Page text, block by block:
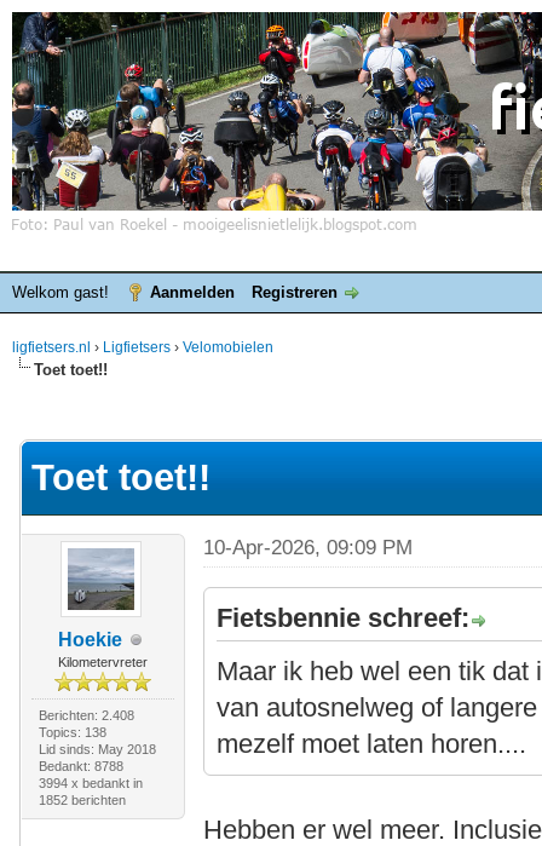
Welkom gast! Aanmelden Registreren
ligfietsers.nl › Ligfietsers › Velomobielen
Toet toet!!
Toet toet!!
Hoekie
Kilometervreter
Berichten: 2.408
Topics: 138
Lid sinds: May 2018
Bedankt: 8788
3994 x bedankt in
1852 berichten
10-Apr-2026, 09:09 PM
Fietsbennie schreef:
Maar ik heb wel een tik
van autosnelweg of
mezelf moet laten horen....
Hebben er wel meer.